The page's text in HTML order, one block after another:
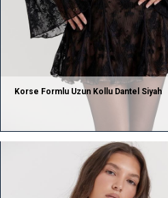
Korse Formlu Uzun Kollu Dantel Siyah